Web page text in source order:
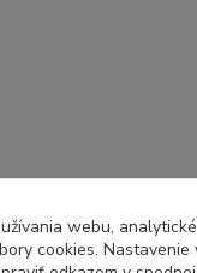
webu,
cookies.